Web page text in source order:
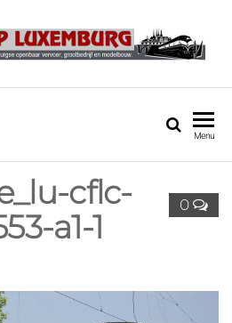
Menu
0
cflc-
a1-1